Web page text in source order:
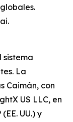
sistema
La
Caimán, con
US LLC, en
UU.) y